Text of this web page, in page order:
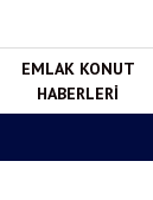
EMLAK KONUT
HABERLERI
Hak